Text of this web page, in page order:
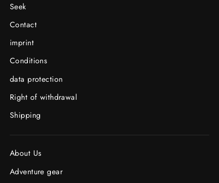
Seek
Contact
imprint
Conditions
data protection
Right of withdrawal
Shipping
About Us
Adventure gear